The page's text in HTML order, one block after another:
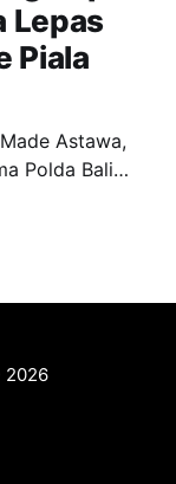
Lepas
Piala
Astawa,
Polda Bali
Soeratin U-